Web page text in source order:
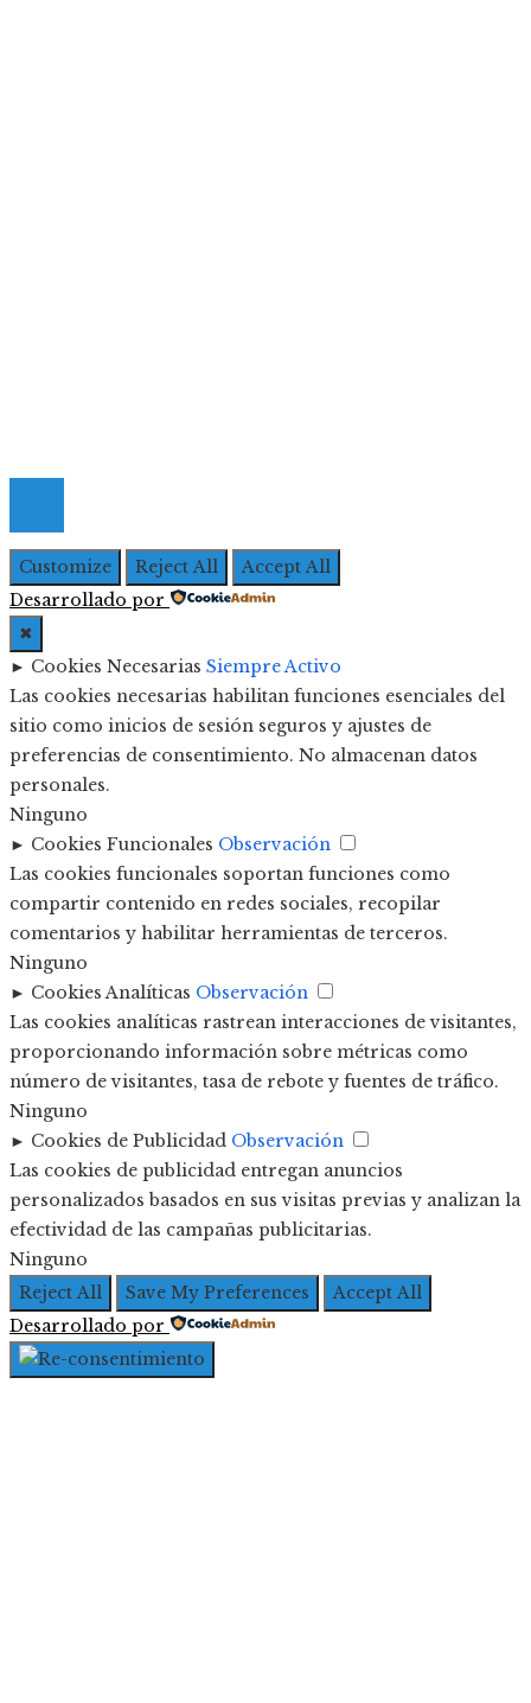
Customize Reject All
Accept All
Desarrollado por
✖
► Cookies Necesarias Siempre Activo
Las cookies necesarias habilitan funciones esenciales del
sitio como inicios de sesión seguros y ajustes de
preferencias de consentimiento. No almacenan datos
personales.
Ninguno
► Cookies Funcionales Observación
Las cookies funcionales soportan funciones como
compartir contenido en redes sociales, recopilar
comentarios y habilitar herramientas de terceros.
Ninguno
► Cookies Analíticas Observación
Las cookies analíticas rastrean interacciones de visitantes,
proporcionando información sobre métricas como
número de visitantes, tasa de rebote y fuentes de tráfico.
Ninguno
► Cookies de Publicidad Observación
Las cookies de publicidad entregan anuncios
personalizados basados en sus visitas previas y analizan la
efectividad de las campañas publicitarias.
Ninguno
Reject All
Save My Preferences
Accept All
Desarrollado por